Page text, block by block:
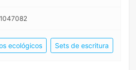
ecológicos Sets de escritura